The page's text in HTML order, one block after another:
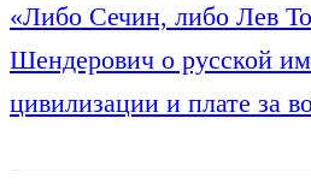
«Либо Сечин, либо Лев
Шендерович о русской
цивилизации и плате за